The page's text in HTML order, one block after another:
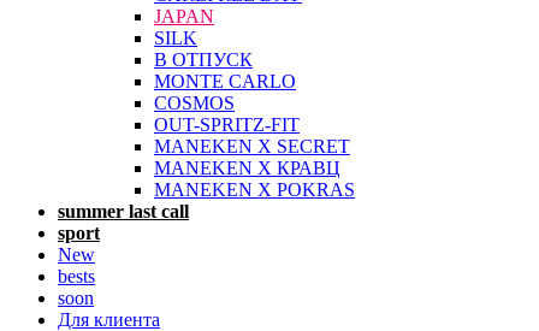
JAPAN
SILK
В ОТПУСК
MONTE CARLO
COSMOS
OUT-SPRITZ-FIT
MANEKEN X SECRET
MANEKEN X КРАВЦ
MANEKEN X POKRAS
summer last call
sport
New
bests
soon
Для клиента